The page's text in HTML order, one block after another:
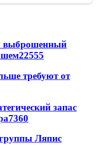
выброшенный
22555
требуют от
запас
7360
Ляпис